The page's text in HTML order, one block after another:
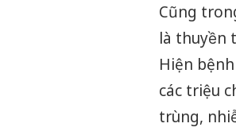
Cũng
là thuyền
Hiện
các triệu
trùng,